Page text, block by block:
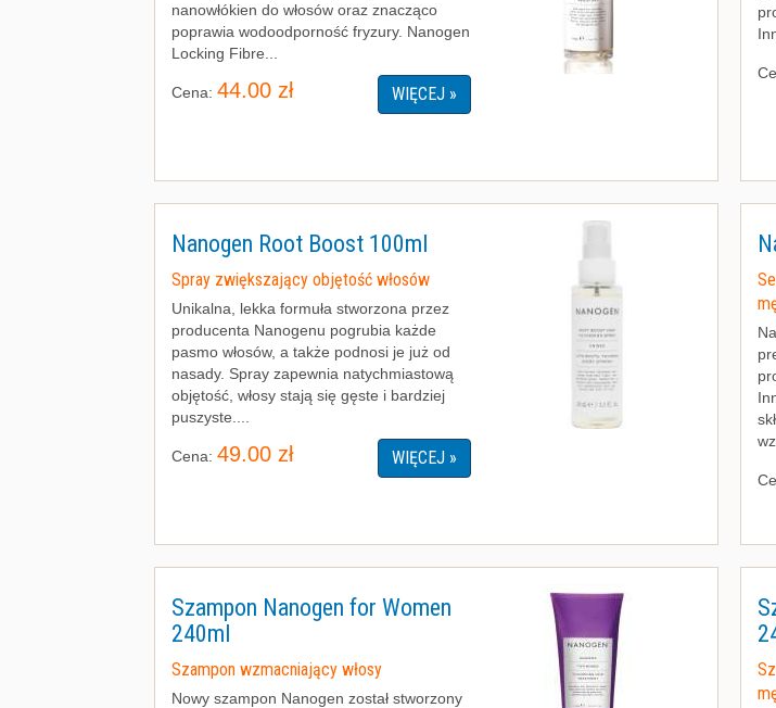
nanowłókien do włosów oraz znacząco
poprawia wodoodporność fryzury. Nanogen
Locking Fibre...
Cena: 44.00 zł WIĘCEJ »
Nanogen Root Boost 100ml
Spray zwiększający objętość włosów
Unikalna, lekka formuła stworzona przez
producenta Nanogenu pogrubia każde
pasmo włosów, a także podnosi je już od
nasady. Spray zapewnia natychmiastową
objętość, włosy stają się gęste i bardziej
puszyste....
Cena: 49.00 zł WIĘCEJ »
Szampon Nanogen for Women
240ml
Szampon wzmacniający włosy
Nowy szampon Nanogen został stworzony